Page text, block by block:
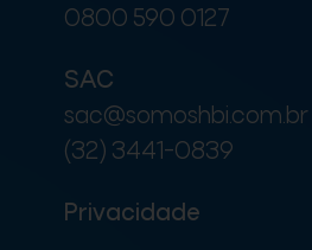
0800 590 0127
SAC
sac@somoshbi.com.br
(32) 3441-0839
Privacidade